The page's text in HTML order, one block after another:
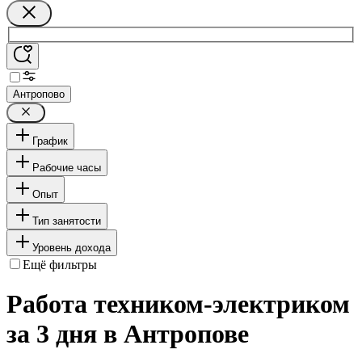
Антропово
График
Рабочие часы
Опыт
Тип занятости
Уровень дохода
Ещё фильтры
Работа техником-электриком
за 3 дня в Антропове